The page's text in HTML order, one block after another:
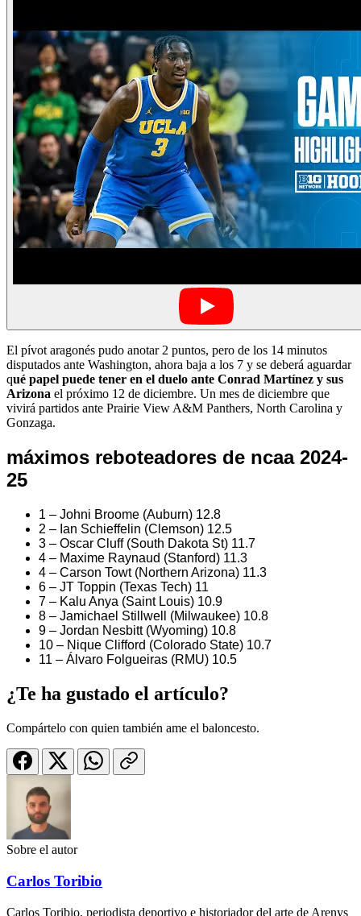
El pívot aragonés pudo anotar 2 puntos, pero de los 14 minutos
disputados ante Washington, ahora baja a los 7 y se deberá aguardar
qué papel puede tener en el duelo ante Conrad Martínez y sus
Arizona el próximo 12 de diciembre. Un mes de diciembre que
vivirá partidos ante Prairie View A&M Panthers, North Carolina y
Gonzaga.
máximos reboteadores de ncaa 2024-
25
1 – Johni Broome (Auburn) 12.8
2 – Ian Schieffelin (Clemson) 12.5
3 – Oscar Cluff (South Dakota St) 11.7
4 – Maxime Raynaud (Stanford) 11.3
4 – Carson Towt (Northern Arizona) 11.3
6 – JT Toppin (Texas Tech) 11
7 – Kalu Anya (Saint Louis) 10.9
8 – Jamichael Stillwell (Milwaukee) 10.8
9 – Jordan Nesbitt (Wyoming) 10.8
10 – Nique Clifford (Colorado State) 10.7
11 – Álvaro Folgueiras (RMU) 10.5
¿Te ha gustado el artículo?
Compártelo con quien también ame el baloncesto.
Sobre el autor
Carlos Toribio
Carlos Toribio, periodista deportivo e historiador del arte de Arenys